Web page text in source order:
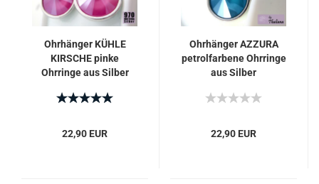
Ohrhänger KÜHLE
KIRSCHE pinke
Ohrringe aus Silber
22,90 EUR
Ohrhänger AZZURA
petrolfarbene Ohrringe
aus Silber
22,90 EUR